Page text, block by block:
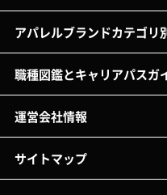
アパレルブランドカテゴリ
職種図鑑とキャリアパスガ
運営会社情報
サイトマップ